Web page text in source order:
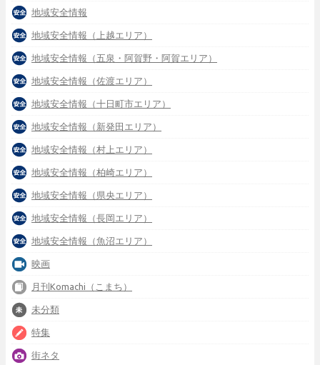
地域安全情報
地域安全情報（上越エリア）
地域安全情報（五泉・阿賀野・阿賀エリア）
地域安全情報（佐渡エリア）
地域安全情報（十日町市エリア）
地域安全情報（新発田エリア）
地域安全情報（村上エリア）
地域安全情報（柏崎エリア）
地域安全情報（県央エリア）
地域安全情報（長岡エリア）
地域安全情報（魚沼エリア）
映画
月刊Komachi（こまち）
未分類
特集
街ネタ